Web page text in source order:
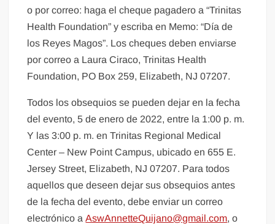
o por correo: haga el cheque pagadero a “Trinitas
Health Foundation” y escriba en Memo: “Día de
los Reyes Magos”. Los cheques deben enviarse
por correo a Laura Ciraco, Trinitas Health
Foundation, PO Box 259, Elizabeth, NJ 07207.
Todos los obsequios se pueden dejar en la fecha
del evento, 5 de enero de 2022, entre la 1:00 p. m.
Y las 3:00 p. m. en Trinitas Regional Medical
Center – New Point Campus, ubicado en 655 E.
Jersey Street, Elizabeth, NJ 07207. Para todos
aquellos que deseen dejar sus obsequios antes
de la fecha del evento, debe enviar un correo
electrónico aAswAnnetteQuijano@gmail.com, o